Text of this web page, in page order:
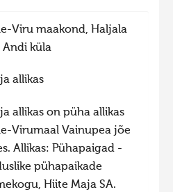
lisa
lisa
Viru maakond, Haljala
Andi küla
allikas
allikas on püha allikas
Virumaal Vainupea jõe
Allikas: Pühapaigad -
pühapaikade
Hiite Maja SA.